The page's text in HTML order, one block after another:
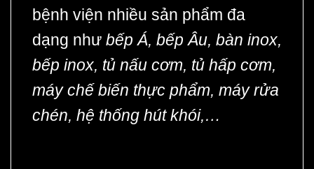
bệnh viện nhiều sản phẩm đa
dạng như bếp Á, bếp Âu, bàn inox,
bếp inox, tủ nấu cơm, tủ hấp cơm,
máy chế biến thực phẩm, máy rửa
chén, hệ thống hút khói,…